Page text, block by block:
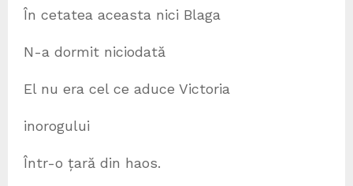
În cetatea aceasta nici Blaga
N-a dormit niciodată
El nu era cel ce aduce Victoria
inorogului
Într-o țară din haos.